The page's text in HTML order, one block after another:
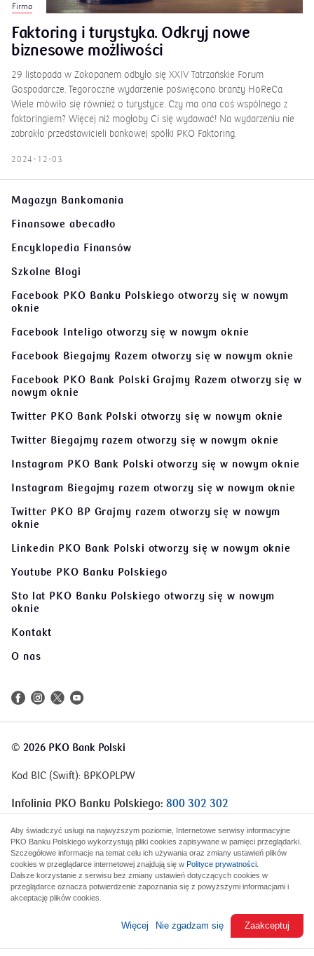
Firma
Faktoring i turystyka. Odkryj nowe
biznesowe możliwości
29 listopada w Zakopanem odbyło się XXIV Tatrzańskie Forum
Gospodarcze. Tegoroczne wydarzenie poświęcono branży HoReCa.
Wiele mówiło się również o turystyce. Czy ma ona coś wspólnego z
faktoringiem? Więcej niż mogłoby Ci się wydawać! Na wydarzeniu nie
zabrakło przedstawicieli bankowej spółki PKO Faktoring.
2024-12-03
Magazyn Bankomania
Finansowe abecadło
Encyklopedia Finansów
Szkolne Blogi
Facebook PKO Banku Polskiego otworzy się w nowym
oknie
Facebook Inteligo otworzy się w nowym oknie
Facebook Biegajmy Razem otworzy się w nowym oknie
Facebook PKO Bank Polski Grajmy Razemotworzy się w
nowym oknie
Twitter PKO Bank Polski otworzy się w nowym oknie
Twitter Biegajmy razem otworzy się w nowym oknie
Instagram PKO Bank Polski otworzy się w nowym oknie
Instagram Biegajmy razem otworzy się w nowym oknie
Twitter PKO BP Grajmy razem otworzy się w nowym
oknie
Linkedin PKO Bank Polski otworzy się w nowym oknie
Youtube PKO Banku Polskiego
Sto lat PKO Banku Polskiego otworzy się w nowym
oknie
Kontakt
O nas
© 2026 PKO Bank Polski
Kod BIC (Swift): BPKOPLPW
Infolinia PKO Banku Polskiego: 800 302 302
Infolinia Korporacje i Samorządy:801 363 636
Aby świadczyć usługi na najwyższym poziomie, Internetowe serwisy informacyjne
PKO Banku Polskiego wykorzystują pliki cookies zapisywane w pamięci przeglądarki.
Szczegółowe informacje na temat celu ich używania oraz zmiany ustawień plików
cookies w przeglądarce internetowej znajdują się w Polityce prywatności
Dalsze korzystanie z serwisu bez zmiany ustawień dotyczących cookies w
przeglądarce oznacza potwierdzenie zapoznania się z powyższymi informacjami i
akceptację plików cookies.
Zaakceptuj
Nie zgadzam się
Więcej